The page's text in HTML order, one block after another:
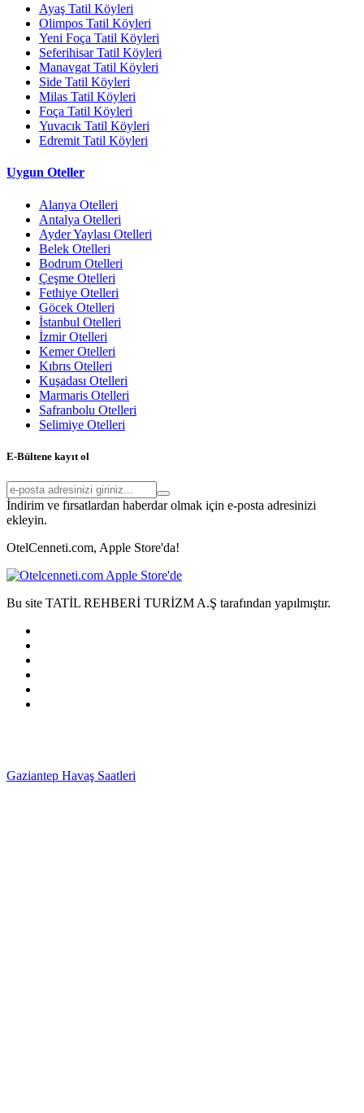
Ayaş Tatil Köyleri
Olimpos Tatil Köyleri
Yeni Foça Tatil Köyleri
Seferihisar Tatil Köyleri
Manavgat Tatil Köyleri
Side Tatil Köyleri
Milas Tatil Köyleri
Foça Tatil Köyleri
Yuvacık Tatil Köyleri
Edremit Tatil Köyleri
Uygun Oteller
Alanya Otelleri
Antalya Otelleri
Ayder Yaylası Otelleri
Belek Otelleri
Bodrum Otelleri
Çeşme Otelleri
Fethiye Otelleri
Göcek Otelleri
İstanbul Otelleri
İzmir Otelleri
Kemer Otelleri
Kıbrıs Otelleri
Kuşadası Otelleri
Marmaris Otelleri
Safranbolu Otelleri
Selimiye Otelleri
E-Bültene kayıt ol
İndirim ve fırsatlardan haberdar olmak için e-posta adresinizi
ekleyin.
OtelCenneti.com, Apple Store'da!
Bu site TATİL REHBERİ TURİZM A.Ş tarafından yapılmıştır.
Gaziantep Havaş Saatleri